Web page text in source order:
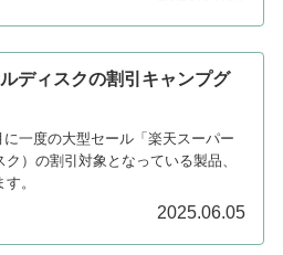
ディスクの割引キャンプグ
一度の大型セール「楽天スーパー
）の割引対象となっている製品、
。
2025.06.05